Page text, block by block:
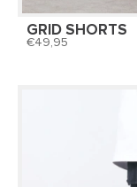
GRID SHORTS
49,95